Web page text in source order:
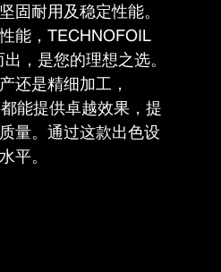
固耐用及稳定性能。
能，TECHNOFOIL
，是您的理想之选。
还是精细加工，
能提供卓越效果，提
量。通过这款出色设
平。